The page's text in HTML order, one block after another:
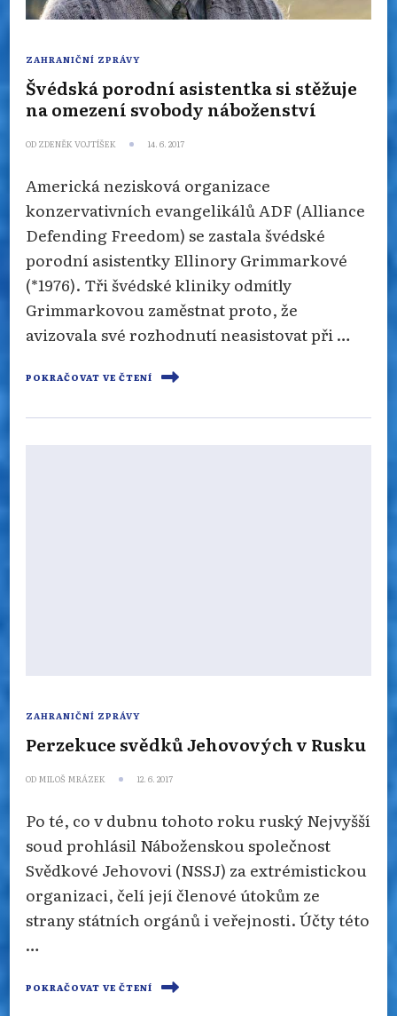
ZAHRANIČNÍ ZPRÁVY
Švédská porodní asistentka si stěžuje
na omezení svobody náboženství
OD ZDENĚK VOJTÍŠEK 14. 6. 2017
Americká nezisková organizace
konzervativních evangelikálů ADF (Alliance
Defending Freedom) se zastala švédské
porodní asistentky Ellinory Grimmarkové
(*1976). Tři švédské kliniky odmítly
Grimmarkovou zaměstnat proto, že
avizovala své rozhodnutí neasistovat při …
POKRAČOVAT VE ČTENÍ
ZAHRANIČNÍ ZPRÁVY
Perzekuce svědků Jehovových v Rusku
OD MILOŠ MRÁZEK 12. 6. 2017
Po té, co v dubnu tohoto roku ruský Nejvyšší
soud prohlásil Náboženskou společnost
Svědkové Jehovovi (NSSJ) za extrémistickou
organizaci, čelí její členové útokům ze
strany státních orgánů i veřejnosti. Účty této
…
POKRAČOVAT VE ČTENÍ